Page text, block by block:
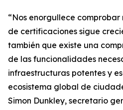
“Nos enorgullece comprobar
de certificaciones sigue
también que existe una
de las funcionalidades
infraestructuras potentes y
ecosistema global de
Simon Dunkley, secretario